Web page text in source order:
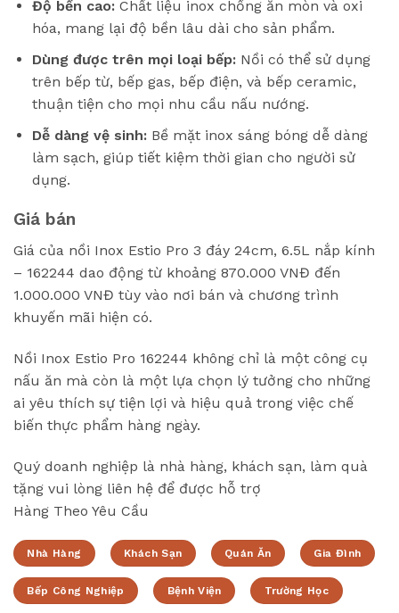
Độ bền cao:Chất liệu inox chống ăn mòn và oxi
hóa, mang lại độ bền lâu dài cho sản phẩm.
Dùng được trên mọi loại bếp:Nồi có thể sử dụng
trên bếp từ, bếp gas, bếp điện, và bếp ceramic,
thuận tiện cho mọi nhu cầu nấu nướng.
Dễ dàng vệ sinh:Bề mặt inox sáng bóng dễ dàng
làm sạch, giúp tiết kiệm thời gian cho người sử
dụng.
Giá bán
Giá của nồi Inox Estio Pro 3 đáy 24cm, 6.5L nắp kính
– 162244 dao động từ khoảng 870.000 VNĐ đến
1.000.000 VNĐ tùy vào nơi bán và chương trình
khuyến mãi hiện có.
Nồi Inox Estio Pro 162244 không chỉ là một công cụ
nấu ăn mà còn là một lựa chọn lý tưởng cho những
ai yêu thích sự tiện lợi và hiệu quả trong việc chế
biến thực phẩm hàng ngày.
Quý doanh nghiệp là nhà hàng, khách sạn, làm quà
tặng vui lòng liên hệ để được hỗ trợ
Hàng Theo Yêu Cầu
Nhà Hàng Khách Sạn Quán Ăn Gia Đình
Bếp Công Nghiệp Bệnh Viện Trường Học